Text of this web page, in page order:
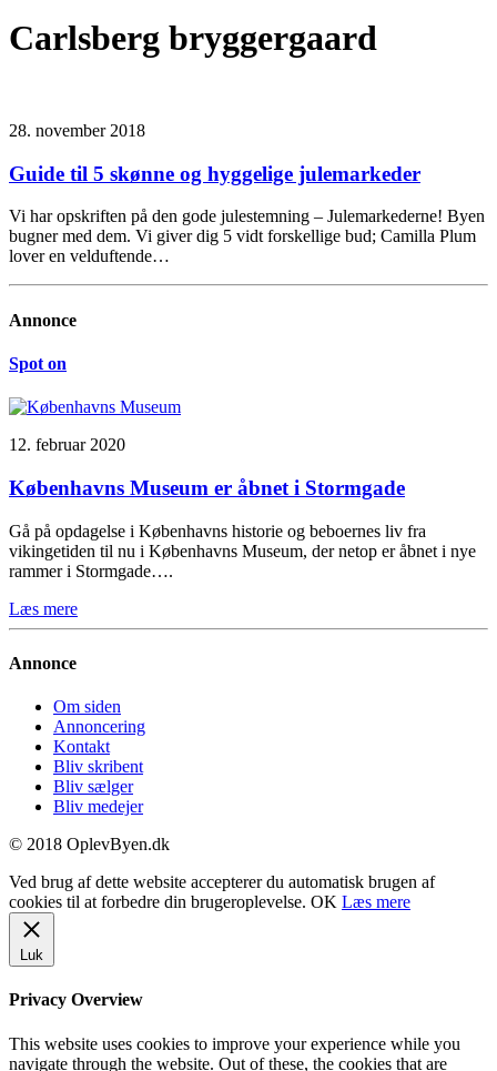
Carlsberg bryggergaard
28. november 2018
Guide til 5 skønne og hyggelige julemarkeder
Vi har opskriften på den gode julestemning – Julemarkederne! Byen
bugner med dem. Vi giver dig 5 vidt forskellige bud; Camilla Plum
lover en velduftende…
Annonce
Spot on
12. februar 2020
Københavns Museum er åbnet i Stormgade
Gå på opdagelse i Københavns historie og beboernes liv fra
vikingetiden til nu i Københavns Museum, der netop er åbnet i nye
rammer i Stormgade….
Læs mere
Annonce
Om siden
Annoncering
Kontakt
Bliv skribent
Bliv sælger
Bliv medejer
© 2018 OplevByen.dk
Ved brug af dette website accepterer du automatisk brugen af
cookies til at forbedre din brugeroplevelse. OK Læs mere
Luk
Privacy Overview
This website uses cookies to improve your experience while you
navigate through the website. Out of these, the cookies that are